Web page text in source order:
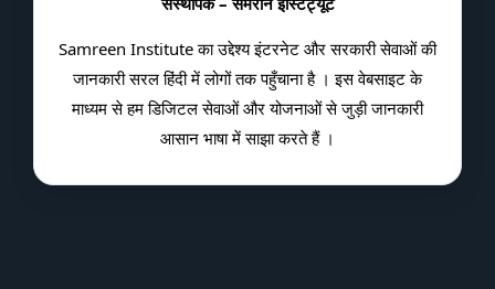
Samreen Institute का उद्देश्य इंटरनेट और सरकारी सेवाओं की
जानकारी सरल हिंदी में लोगों तक पहुँचाना है । इस वेबसाइट के
माध्यम से हम डिजिटल सेवाओं और योजनाओं से जुड़ी जानकारी
आसान भाषा में साझा करते हैं ।